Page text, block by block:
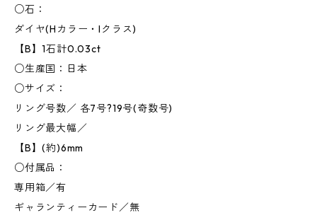
○石：
ダイヤ(Hカラー・Iクラス)
【B】1石計0.03ct
○生産国：日本
○サイズ：
リング号数／ 各7号?19号(奇数号)
リング最大幅／
【B】(約)6mm
○付属品：
専用箱／有
ギャランティーカード／無